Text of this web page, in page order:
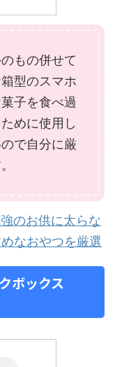
もの併せて
型のスマホ
子を食べ過
めに使用し
で自分に厳
強のお供に太らな
なおやつを厳選
ボックス